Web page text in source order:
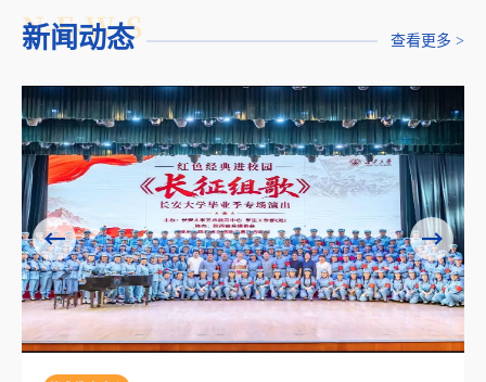
新闻动态
N-E-W-S 查看更多 >